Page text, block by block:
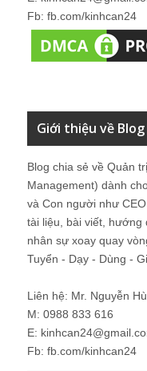
Fb: fb.com/kinhcan24
Giới thiệu về
Blog chia sẻ về Quản
Management) dành
và Con người như
tài liệu, bài viết, hướng
nhân sự xoay quay
Tuyển - Dạy - Dùng -
Liên hệ: Mr. Nguyễn
M: 0988 833 616
E:
Fb: fb.com/kinhcan24